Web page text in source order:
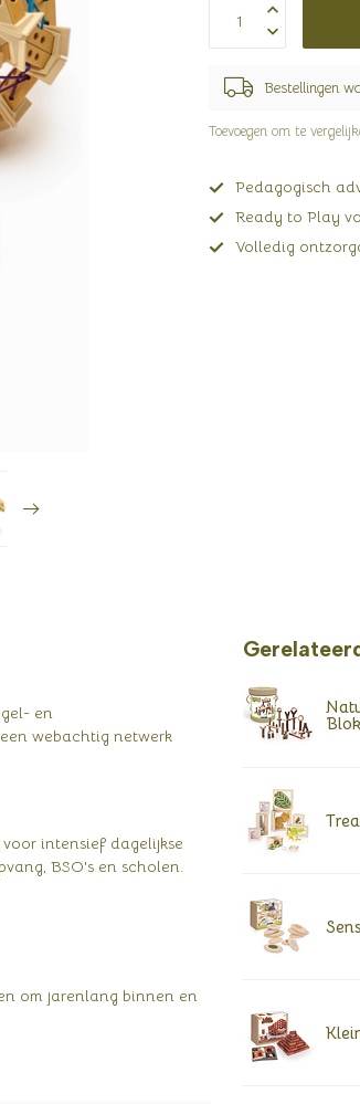
Bestellingen
Toevoegen om te
Pedagogisch
Ready to Play
Volledig
en
webachtig netwerk
intensief dagelijkse
BSO's en scholen.
om jarenlang binnen en